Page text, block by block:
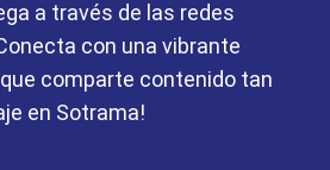
a través de las redes
con una vibrante
comparte contenido tan
en Sotrama!